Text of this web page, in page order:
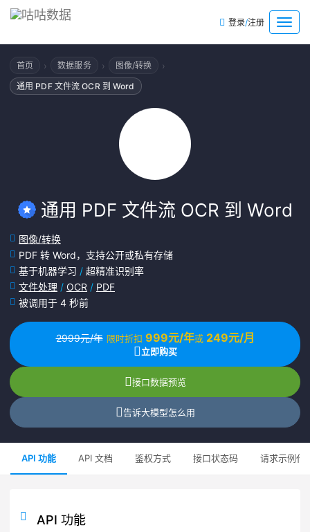
菜
单
登录/注册
首页 › 数据服务 › 图像/转换 ›
通用 PDF 文件流 OCR 到 Word
通用 PDF 文件流 OCR 到 Word
图像/转换
PDF 转 Word，支持公开或私有存储
基于机器学习 / 超精准识别率
文件处理 / OCR / PDF
被调用于 4 秒前
2999元/年 限时折扣 999元/年或 249元/月
立即购买
接口数据预览
告诉大模型怎么用
API 功能 API 文档 鉴权方式 接口状态码 请求示例代
API 功能